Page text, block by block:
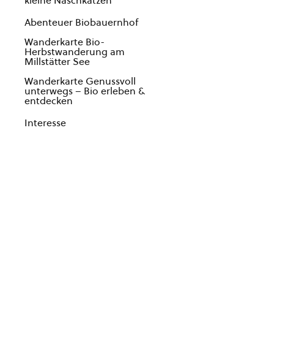
Abenteuer Biobauernhof
Wanderkarte Bio-
Herbstwanderung am
Millstätter See
Wanderkarte Genussvoll
unterwegs – Bio erleben &
entdecken
Interesse